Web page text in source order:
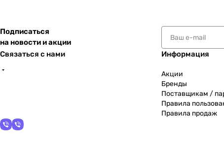
Подписаться
на новости и акции
Связаться с нами
Информация
Акции
Бренды
Поставщикам /
Правила
Правила продаж